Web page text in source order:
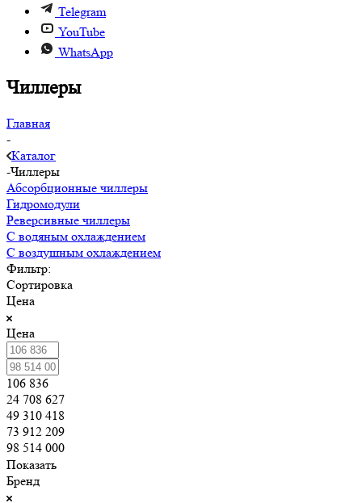
Telegram
YouTube
WhatsApp
Чиллеры
Главная
-
Каталог
-Чиллеры
Абсорбционные чиллеры
Гидромодули
Реверсивные чиллеры
С водяным охлаждением
С воздушным охлаждением
Фильтр:
Сортировка
Цена
Цена
106 836
24 708 627
49 310 418
73 912 209
98 514 000
Показать
Бренд